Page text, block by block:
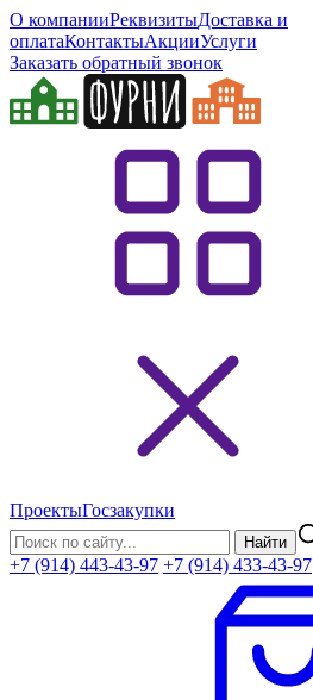
О компанииРеквизитыДоставка и
оплатаКонтактыАкцииУслуги
Заказать обратный звонок
ПроектыГосзакупки
Найти
+7 (914) 443-43-97 +7 (914) 433-43-97